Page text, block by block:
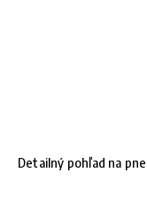
Detailný pohľad na